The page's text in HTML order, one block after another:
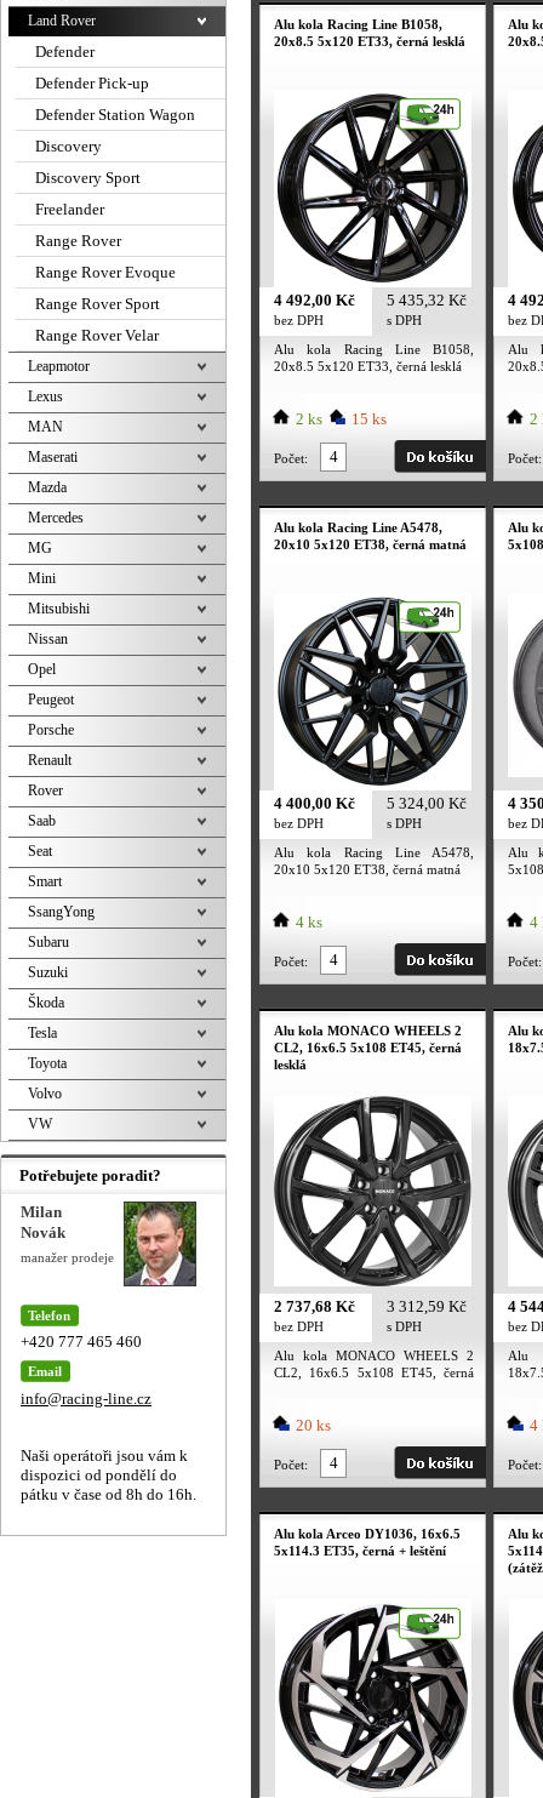
Alu kola Racing Line B1058,
20x8.5 5x120 ET33, černá lesklá
4 492,00 Kč
bez DPH
5 435,32 Kč
s DPH
Alu kola Racing Line B1058,
20x8.5 5x120 ET33, černá lesklá
2 ks 15 ks
Počet:
Alu
4
bez
Alu
2
Počet:
Alu kola Racing Line A5478,
20x10 5x120 ET38, černá matná
4 400,00 Kč
bez DPH
5 324,00 Kč
s DPH
Alu kola Racing Line A5478,
20x10 5x120 ET38, černá matná
4 ks
Počet:
Alu
4
bez
Alu
4
Počet:
Alu kola MONACO WHEELS 2
CL2, 16x6.5 5x108 ET45, černá
lesklá
2 737,68 Kč
bez DPH
3 312,59 Kč
s DPH
Alu kola MONACO WHEELS 2
CL2, 16x6.5 5x108 ET45, černá
20 ks
Počet:
Alu
4
bez
Alu
4
Počet:
Alu kola Arceo DY1036, 16x6.5
5x114.3 ET35, černá + leštění
Alu
Land Rover
Defender
Defender Pick-up
Defender Station Wagon
Discovery
Discovery Sport
Freelander
Range Rover
Range Rover Evoque
Range Rover Sport
Range Rover Velar
Leapmotor
Lexus
MAN
Maserati
Mazda
Mercedes
MG
Mini
Mitsubishi
Nissan
Opel
Peugeot
Porsche
Renault
Rover
Saab
Seat
Smart
SsangYong
Subaru
Suzuki
Škoda
Tesla
Toyota
Volvo
VW
Potřebujete poradit?
Milan
Novák
manažer prodeje
Telefon
+420 777 465 460
Email
info@racing-line.cz
Naši operátoři jsou vám k
dispozici od pondělí do
pátku v čase od 8h do 16h.